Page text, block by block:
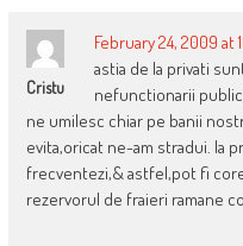
Cristu
February 24, 2009 at
astia de la privati
nefunctionarii
ne umilesc chiar pe banii
evita,oricat ne-am stradui. la
frecventezi,& astfel,pot fi
rezervorul de fraieri ramane